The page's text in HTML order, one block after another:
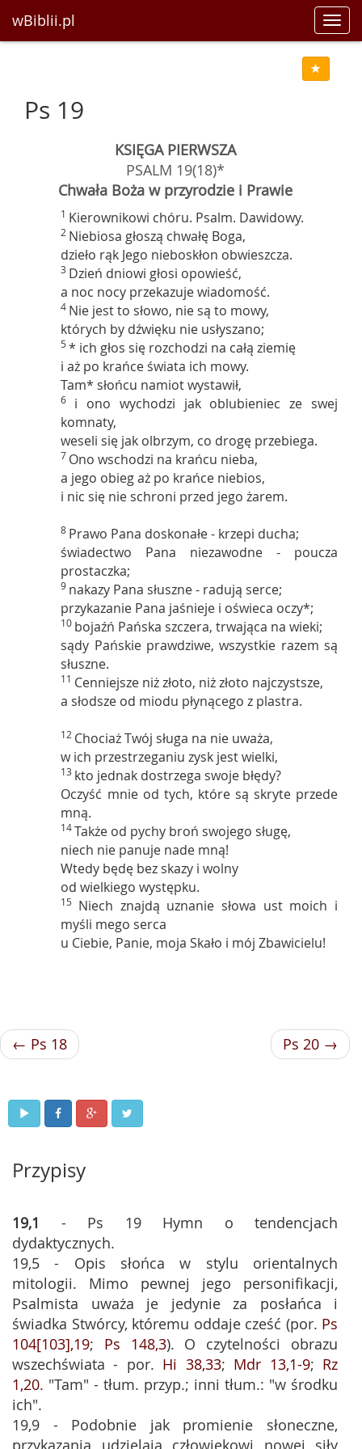
wBiblii.pl
Ps 19
KSIĘGA PIERWSZA
PSALM 19(18)*
Chwała Boża w przyrodzie i Prawie
1 Kierownikowi chóru. Psalm. Dawidowy.
2 Niebiosa głoszą chwałę Boga,
dzieło rąk Jego nieboskłon obwieszcza.
3 Dzień dniowi głosi opowieść,
a noc nocy przekazuje wiadomość.
4 Nie jest to słowo, nie są to mowy,
których by dźwięku nie usłyszano;
5* ich głos się rozchodzi na całą ziemię
i aż po krańce świata ich mowy.
Tam* słońcu namiot wystawił,
6 i ono wychodzi jak oblubieniec ze swej
komnaty,
weseli się jak olbrzym, co drogę przebiega.
7 Ono wschodzi na krańcu nieba,
a jego obieg aż po krańce niebios,
i nic się nie schroni przed jego żarem.
8 Prawo Pana doskonałe - krzepi ducha;
świadectwo Pana niezawodne - poucza
prostaczka;
9 nakazy Pana słuszne - radują serce;
przykazanie Pana jaśnieje i oświeca oczy*;
10 bojaźń Pańska szczera, trwająca na wieki;
sądy Pańskie prawdziwe, wszystkie razem są
słuszne.
11 Cenniejsze niż złoto, niż złoto najczystsze,
a słodsze od miodu płynącego z plastra.
12 Chociaż Twój sługa na nie uważa,
w ich przestrzeganiu zysk jest wielki,
13 kto jednak dostrzega swoje błędy?
Oczyść mnie od tych, które są skryte przede
mną.
14Także od pychy broń swojego sługę,
niech nie panuje nade mną!
Wtedy będę bez skazy i wolny
od wielkiego występku.
15 Niech znajdą uznanie słowa ust moich i
myśli mego serca
u Ciebie, Panie, moja Skało i mój Zbawicielu!
← Ps 18 Ps 20 →
Przypisy
19,1
- Ps 19 Hymn o tendencjach
dydaktycznych.
19,5 - Opis słońca w stylu orientalnych
mitologii. Mimo pewnej jego personifikacji,
Psalmista uważa je jedynie za posłańca i
świadka Stwórcy, któremu oddaje cześć (por. Ps
104[103],19; Ps 148,3). O czytelności obrazu
wszechświata - por. Hi 38,33; Mdr 13,1-9; Rz
1,20. "Tam" - tłum. przyp.; inni tłum.: "w środku
ich".
19,9 - Podobnie jak promienie słoneczne,
przykazania udzielają człowiekowi nowej siły